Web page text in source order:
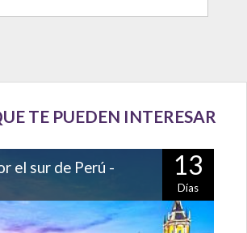
TE PUEDEN INTERESAR
el sur de Perú -
13
Días
circuitos más completos que podrás
los imperdibles de Perú. Por sólo